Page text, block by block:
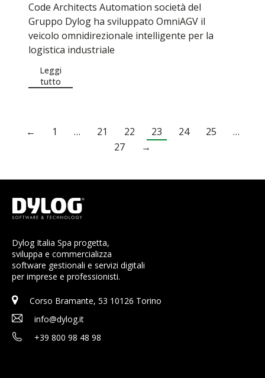
Code Architects Automation società del
Gruppo Dylog ha sviluppato OmniAGV il
veicolo omnidirezionale intelligente per la
logistica industriale
Leggi
tutto
← 1 … 21 22 23 24 25
…
27
→
Dylog Italia Spa progetta,
sviluppa e commercializza
software gestionali e servizi digitali
per imprese e professionisti.
Corso Bramante, 53 10126 Torino
info@dylog.it
+39 800 98 48 98